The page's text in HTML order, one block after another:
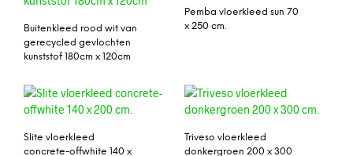
Buitenkleed rood wit van
gerecycled gevlochten
kunststof 180cm x 120cm
Pemba vloerkleed sun 70
x 250 cm.
Slite vloerkleed
concrete-offwhite 140 x
Triveso vloerkleed
donkergroen 200 x 300